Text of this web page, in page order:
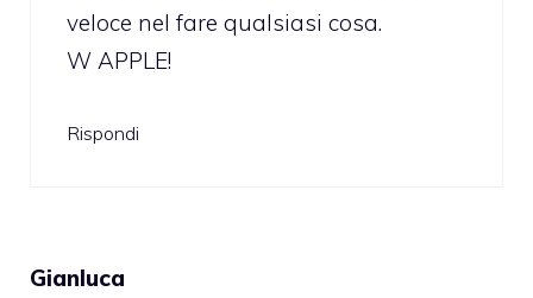
veloce nel fare qualsiasi cosa.
W APPLE!
Rispondi
Gianluca